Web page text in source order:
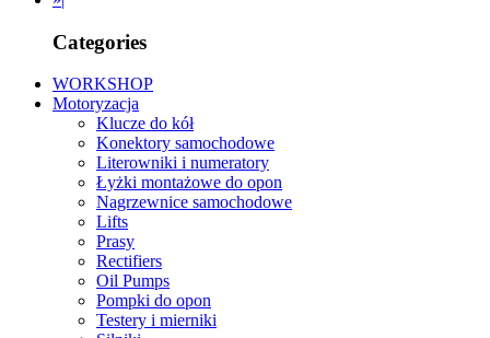
Categories
WORKSHOP
Motoryzacja
Klucze do kół
Konektory samochodowe
Literowniki i numeratory
Łyżki montażowe do opon
Nagrzewnice samochodowe
Lifts
Prasy
Rectifiers
Oil Pumps
Pompki do opon
Testery i mierniki